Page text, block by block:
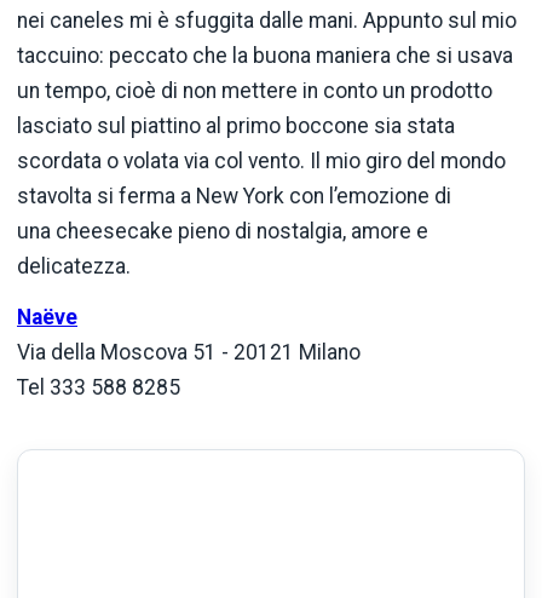
nei caneles mi è sfuggita dalle mani. Appunto sul mio
taccuino: peccato che la buona maniera che si usava
un tempo, cioè di non mettere in conto un prodotto
lasciato sul piattino al primo boccone sia stata
scordata o volata via col vento. Il mio giro del mondo
stavolta si ferma a New York con l’emozione di
una cheesecake pieno di nostalgia, amore e
delicatezza.
Naëve
Via della Moscova 51 - 20121 Milano
Tel 333 588 8285